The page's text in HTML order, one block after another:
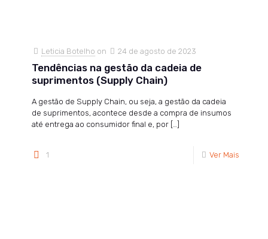
Leticia Botelho on 24 de agosto de 2023
Tendências na gestão da cadeia de
suprimentos (Supply Chain)
A gestão de Supply Chain, ou seja, a gestão da cadeia
de suprimentos, acontece desde a compra de insumos
até entrega ao consumidor final e, por […]
1 Ver Mais